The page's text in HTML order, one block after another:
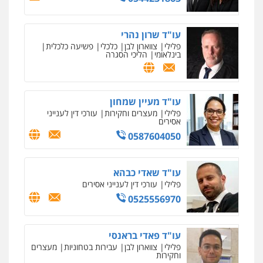
עו"ד אלון קריטי
פלילי כלכלי אלימות
0525544654
עו"ד זוהר ארבל
פלילי פשיעה חמורה
קטינים
0538788878
עו"ד שרון נהרי
פלילי צווארון לבן כלכלי פשיעה כלכלית
בינלאומי הליכי הסגרה
עו"ד מעיין שמחון
פלילי מעצרים וחקירות עורכי דין לענייני
אסירים
0587604050
עו"ד שאדי כבהא
פלילי עורכי דין לענייני אסירים
0525556970
עו"ד פאדי בראנסי
פלילי צווארון לבן עבירות בטחוניות מעצרים
וחקירות
מרכז התחלה חדשה
אסירים עבירות מין
לעורכי דין
0544500346
מאיה בלום, עו"ס, טיפול ושיקום
טיפול בהתמכרויות שירותים מקצועיים
לעורכי דין
0504062539
עו"ד ד"ר אבי שקד
עבירות פליליות
0544385337
איתי חקירות – שירותים לעורכי דין
חקירות פרטיות חקירות כלכליות
אישות
איתורים
0537865001